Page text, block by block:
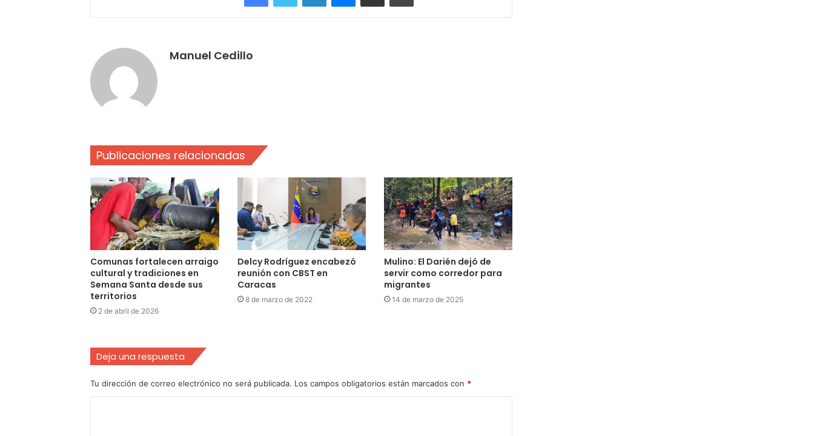
Manuel Cedillo
Publicaciones relacionadas
Comunas fortalecen arraigo
cultural y tradiciones en
Semana Santa desde sus
territorios
2 de abril de 2026
Delcy Rodríguez encabezó
reunión con CBST en
Caracas
8 de marzo de 2022
Mulino: El Darién dejó de
servir como corredor para
migrantes
14 de marzo de 2025
Deja una respuesta
Tu dirección de correo electrónico no será publicada. Los campos obligatorios están marcados con *